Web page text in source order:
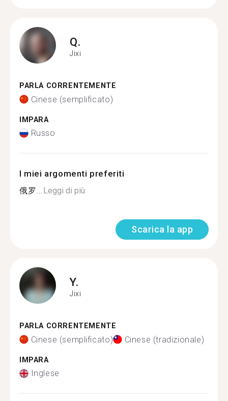
Q.
Jixi
PARLA CORRENTEMENTE
Cinese (semplificato)
IMPARA
Russo
I miei argomenti preferiti
俄罗...Leggi di più
Scarica la app
Y.
Jixi
PARLA CORRENTEMENTE
Cinese (semplificato) Cinese (tradizionale)
IMPARA
Inglese